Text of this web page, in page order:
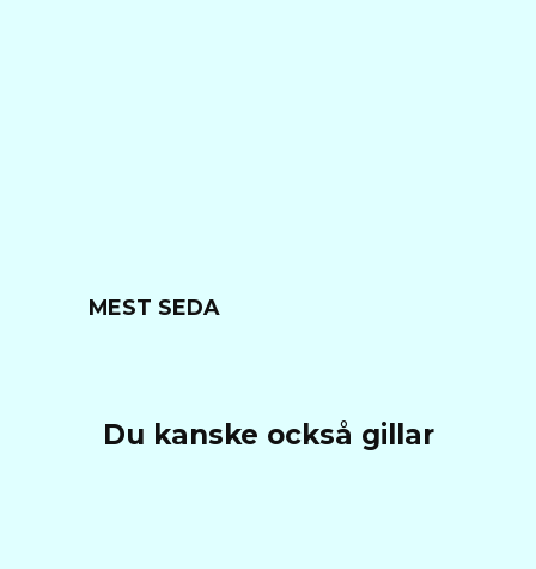
MEST SEDA
Du kanske också gillar